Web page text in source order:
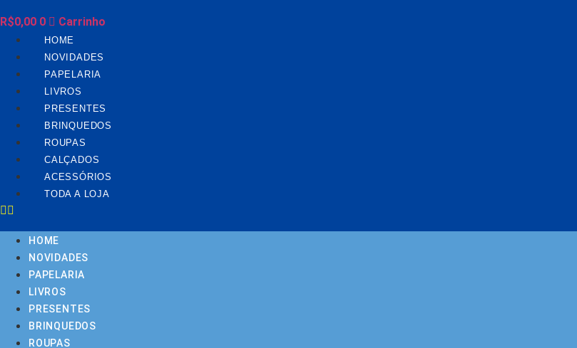
R$0,00 0 Carrinho
HOME
NOVIDADES
PAPELARIA
LIVROS
PRESENTES
BRINQUEDOS
ROUPAS
CALÇADOS
ACESSÓRIOS
TODA A LOJA
HOME
NOVIDADES
PAPELARIA
LIVROS
PRESENTES
BRINQUEDOS
ROUPAS